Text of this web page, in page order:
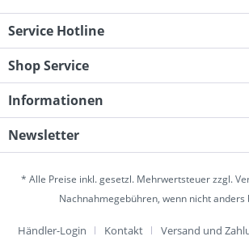
Service Hotline
Shop Service
Informationen
Newsletter
* Alle Preise inkl. gesetzl. Mehrwertsteuer zzgl.
Nachnahmegebühren, wenn nicht anders
Händler-Login Kontakt Versand und